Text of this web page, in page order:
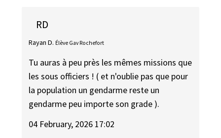
RD
Rayan D. Élève Gav Rochefort
Tu auras à peu près les mêmes missions que
les sous officiers ! ( et n'oublie pas que pour
la population un gendarme reste un
gendarme peu importe son grade ).
04 February, 2026 17:02